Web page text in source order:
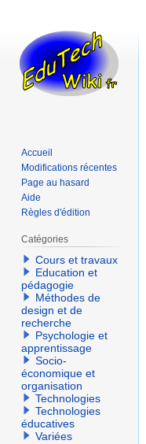
Accueil
Modifications récentes
Page au hasard
Aide
Règles d'édition
Catégories
Cours et travaux
Education et
pédagogie
Méthodes de
design et de
recherche
Psychologie et
apprentissage
Socio-
économique et
organisation
Technologies
Technologies
éducatives
Variées